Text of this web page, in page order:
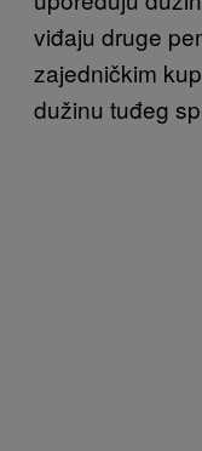
viđaju druge
zajedničkim
dužinu tuđeg